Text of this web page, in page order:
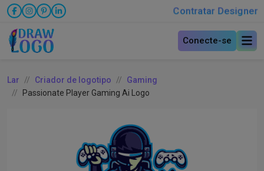
Contratar Designer
Conecte-se
Lar Criador de logotipo
Gaming
Passionate Player Gaming Ai Logo